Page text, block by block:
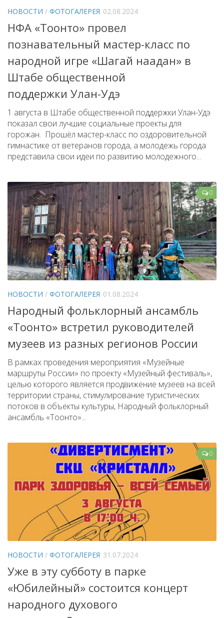
НОВОСТИ / ФОТОГАЛЕРЕЯ 02.08.2024
НФА «Тоонто» провел
познавательный мастер-класс по
народной игре «Шагай наадан» в
Штабе общественной
поддержки Улан-Удэ
1 августа в Штабе общественной поддержки Улан-Удэ
показал свои лучшие социальные проекты для
горожан. Прошёл мастер-класс по оздоровительной
гимнастике от ветеранов города, а молодежь города
представила свои идеи по развитию молодежного...
0
НОВОСТИ / ФОТОГАЛЕРЕЯ 01.08.2024
Народный фольклорный ансамбль
«Тоонто» встретил руководителей
музеев из разных регионов России
В рамках проведения мероприятия «Музейные
маршруты России» по проекту «Музейный фестиваль»,
целью которого является продвижение музеев на всей
территории страны, стимулирование туристических
потоков в объекты культуры, Народный фольклорный
ансамбль «Тоонто»...
0
НОВОСТИ / ФОТОГАЛЕРЕЯ 31.07.2024
Уже в эту субботу в парке
«Юбилейный» состоится концерт
народного духового